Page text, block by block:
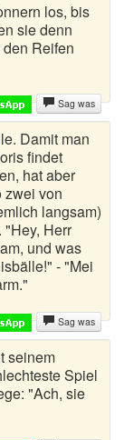
los, bis
sie denn
Reifen
Sag was
Damit man
findet
hat aber
zwei von
langsam)
"Hey, Herr
und was
- "Mei
Sag was
seinem
Spiel
"Ach, sie